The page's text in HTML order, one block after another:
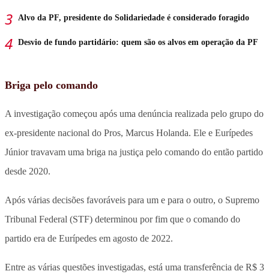
Alvo da PF, presidente do Solidariedade é considerado foragido
Desvio de fundo partidário: quem são os alvos em operação da PF
Briga pelo comando
A investigação começou após uma denúncia realizada pelo grupo do
ex-presidente nacional do Pros, Marcus Holanda. Ele e Eurípedes
Júnior travavam uma briga na justiça pelo comando do então partido
desde 2020.
Após várias decisões favoráveis para um e para o outro, o Supremo
Tribunal Federal (STF) determinou por fim que o comando do
partido era de Eurípedes em agosto de 2022.
Entre as várias questões investigadas, está uma transferência de R$ 3